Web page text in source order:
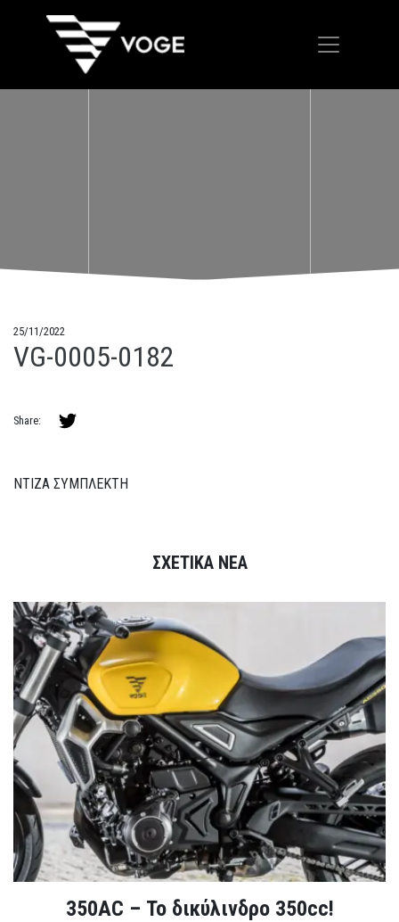
25/11/2022
VG-0005-0182
Share:
ΝΤΙΖΑ ΣΥΜΠΛΕΚΤΗ
ΣΧΕΤΙΚΑ ΝΕΑ
350AC – Το δικύλινδρο 350cc!